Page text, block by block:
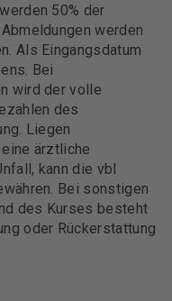
50% der
werden
Als Eingangsdatum
Bei
wird der volle
des
Liegen
ärztliche
kann die vbl
Bei sonstigen
des Kurses besteht
oder Rückerstattung